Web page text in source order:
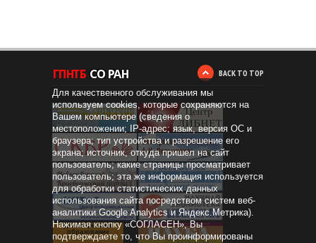
BACK TO TOP
Дистанционное
образование
Для качественного обслуживания мы
используем cookies, которые сохраняются на
Вашем компьютере (сведения о
местоположении; IP-адрес; язык, версия ОС и
браузера; тип устройства и разрешение его
экрана; источник, откуда пришел на сайт
пользователь; какие страницы просматривает
пользователь; эта же информация используется
для обработки статистических данных
использования сайта посредством систем веб-
аналитики Google Analytics и Яндекс.Метрика).
Нажимая кнопку «СОГЛАСЕН», Вы
подтверждаете то, что Вы проинформированы